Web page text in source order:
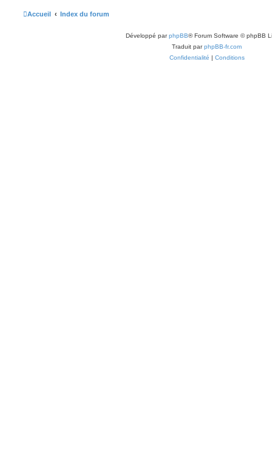
Accueil Index du forum
Développé parphpBB® Forum Software © phpBB
Traduit parphpBB-fr.com
Confidentialité | Conditions